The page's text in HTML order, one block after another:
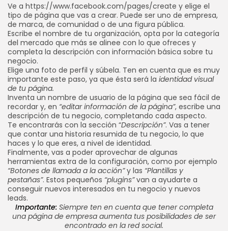
Ve a https://www.facebook.com/pages/create y elige el
tipo de página que vas a crear. Puede ser uno de empresa,
de marca, de comunidad o de una figura pública.
Escribe el nombre de tu organización, opta por la categoría
del mercado que más se alinee con lo que ofreces y
completa la descripción con información básica sobre tu
negocio.
Elige una foto de perfil y súbela. Ten en cuenta que es muy
importante este paso, ya que ésta será la identidad visual
de tu página.
Inventa un nombre de usuario de la página que sea fácil de
recordar y, en “editar información de la página”, escribe una
descripción de tu negocio, completando cada aspecto.
Te encontrarás con la sección “Descripción”. Vas a tener
que contar una historia resumida de tu negocio, lo que
haces y lo que eres, a nivel de identidad.
Finalmente, vas a poder aprovechar de algunas
herramientas extra de la configuración, como por ejemplo
“Botones de llamada a la acción”y las “Plantillas y
pestañas”. Estos pequeños “plugins”van a ayudarte a
conseguir nuevos interesados en tu negocio y nuevos
leads.
Importante: Siempre ten en cuenta que tener completa
una página de empresa aumenta tus posibilidades de ser
encontrado en la red social.